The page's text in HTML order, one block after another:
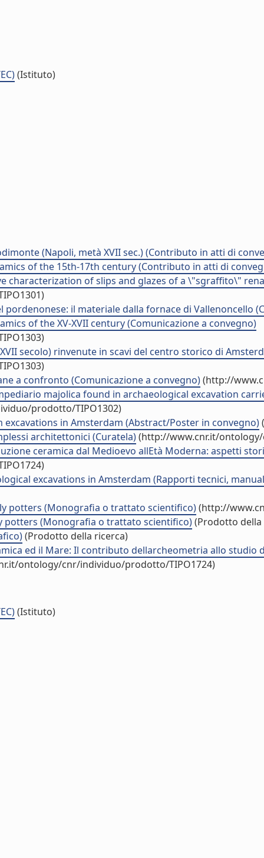
(Istituto)
(Napoli, metà XVII sec.) (Contributo in atti di
of the 15th-17th century (Contributo in atti di
characterization of slips and glazes of a \"sgraffito\"
il materiale dalla fornace di Vallenoncello
of the XV-XVII century (Comunicazione a convegno)
secolo) rinvenute in scavi del centro storico di
a confronto (Comunicazione a convegno)(http://
majolica found in archaeological excavation
prodotto/TIPO1302)
in Amsterdam (Abstract/Poster in convegno)
architettonici (Curatela)(http://www.cnr.it/
ceramica dal Medioevo allEtà Moderna: aspetti
excavations in Amsterdam (Rapporti tecnici,
potters (Monografia o trattato scientifico)(http://
potters (Monografia o trattato scientifico)(Prodotto della
(Prodotto della ricerca)
ed il Mare: Il contributo dellarcheometria allo
ontology/cnr/individuo/prodotto/TIPO1724)
(Istituto)